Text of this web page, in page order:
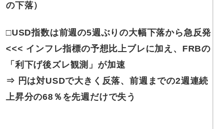
の下落）
□USD指数は前週の5週ぶりの大幅下落から急反発
<<< インフレ指標の予想比上ブレに加え、FRBの
「利下げ後ズレ観測」が加速
⇒ 円は対USDで大きく反落、前週までの2週連続
上昇分の68％を先週だけで失う